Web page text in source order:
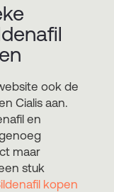
ook de
Cialis aan.
en
maar
stuk
kopen